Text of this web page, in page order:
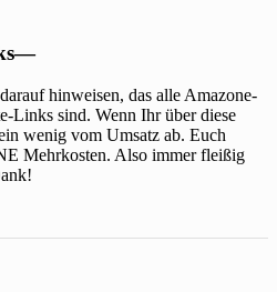
hinweisen, das alle Amazone-
Links sind. Wenn Ihr über diese
wenig vom Umsatz ab. Euch
Mehrkosten. Also immer fleißig